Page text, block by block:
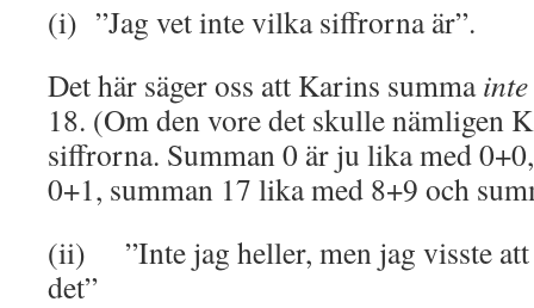
(i) ”Jag vet inte vilka siffrorna är”.
Det här säger oss att Karins summa
18. (Om den vore det skulle nämligen
siffrorna. Summan 0 är ju lika med
0+1, summan 17 lika med 8+9 och
(ii) ”Inte jag heller, men jag visste att
det”